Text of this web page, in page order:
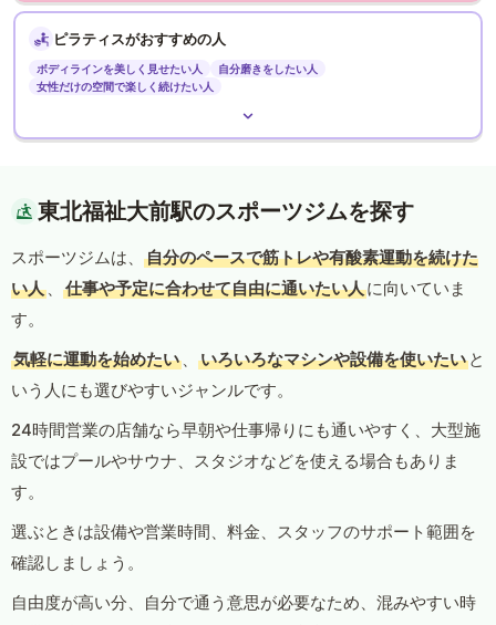
ピラティスがおすすめの人
ボディラインを美しく見せたい人
自分磨きをしたい人
女性だけの空間で楽しく続けたい人
東北福祉大前駅のスポーツジムを探す
スポーツジムは、
自分のペースで筋トレや有酸素運動を続けた
い人 、 仕事や予定に合わせて自由に通いたい人に向いていま
す。
気軽に運動を始めたい 、 いろいろなマシンや設備を使いたい と
いう人にも選びやすいジャンルです。
24時間営業の店舗なら早朝や仕事帰りにも通いやすく、大型施
設ではプールやサウナ、スタジオなどを使える場合もありま
す。
選ぶときは設備や営業時間、料金、スタッフのサポート範囲を
確認しましょう。
自由度が高い分、自分で通う意思が必要なため、混みやすい時